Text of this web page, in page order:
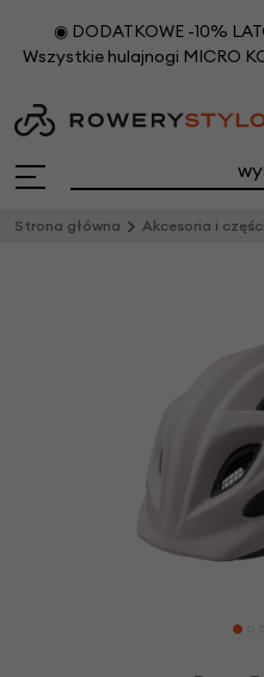
◉ DODATKOWE -10%
Wszystkie hulajnogi MICRO
Strona główna Akcesoria i części